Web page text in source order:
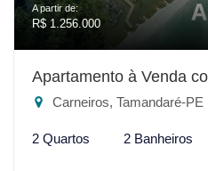
A partir de:
R$ 1.256.000
Apartamento à Venda
Carneiros, Tamandaré-PE
2 Quartos 2 Banheiros